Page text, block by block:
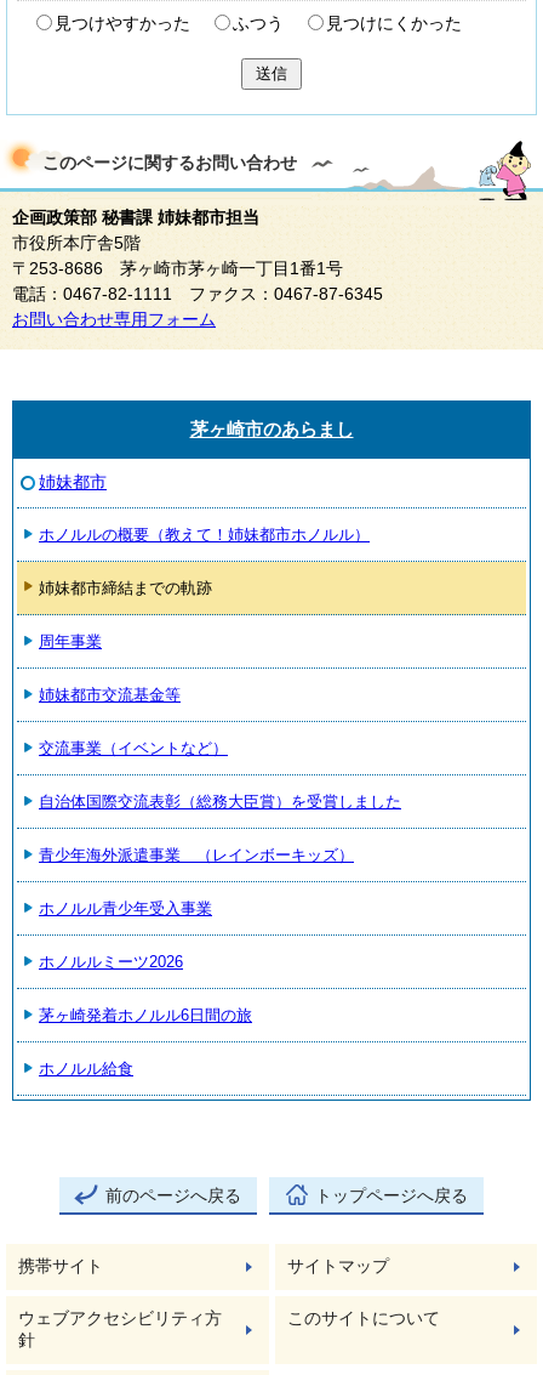
見つけやすかった ふつう 見つけにくかった
送信
このページに関するお問い合わせ
企画政策部 秘書課 姉妹都市担当
市役所本庁舎5階
〒253-8686 茅ヶ崎市茅ヶ崎一丁目1番1号
電話：0467-82-1111 ファクス：0467-87-6345
お問い合わせ専用フォーム
茅ヶ崎市のあらまし
姉妹都市
ホノルルの概要（教えて！姉妹都市ホノルル）
姉妹都市締結までの軌跡
周年事業
姉妹都市交流基金等
交流事業（イベントなど）
自治体国際交流表彰（総務大臣賞）を受賞しました
青少年海外派遣事業 （レインボーキッズ）
ホノルル青少年受入事業
ホノルルミーツ2026
茅ヶ崎発着ホノルル6日間の旅
ホノルル給食
前のページへ戻る トップページへ戻る
携帯サイト サイトマップ
ウェブアクセシビリティ方
針
このサイトについて